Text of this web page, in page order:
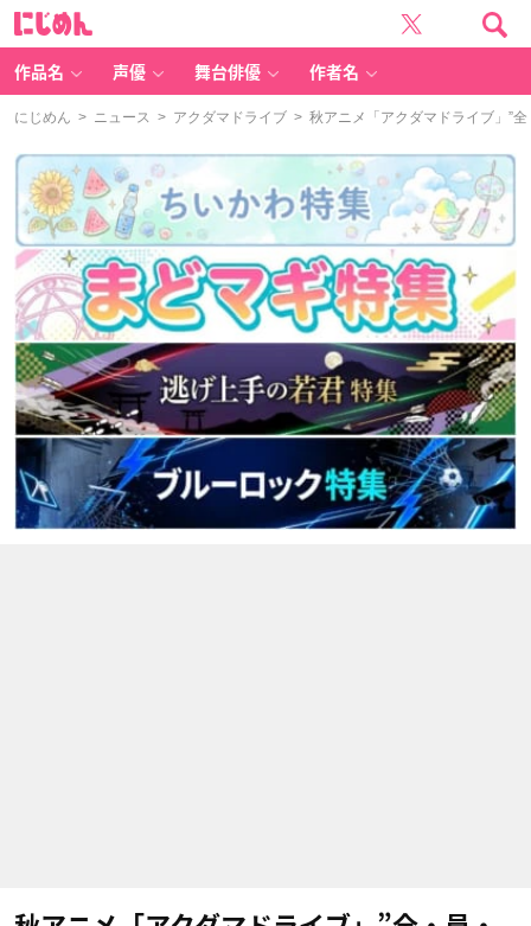
作品名 声優 舞台俳優 作者名
にじめん > ニュース > アクダマドライブ > 秋アニメ「アクダマドライブ」”